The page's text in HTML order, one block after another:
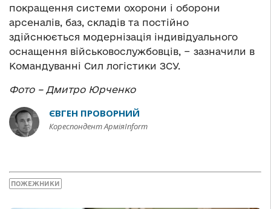
покращення системи охорони і оборони
арсеналів, баз, складів та постійно
здійснюється модернізація індивідуального
оснащення військовослужбовців, − зазначили в
Командуванні Сил логістики ЗСУ.
Фото – Дмитро Юрченко
ЄВГЕН ПРОВОРНИЙ
Кореспондент АрміяInform
ПОЖЕЖНИКИ